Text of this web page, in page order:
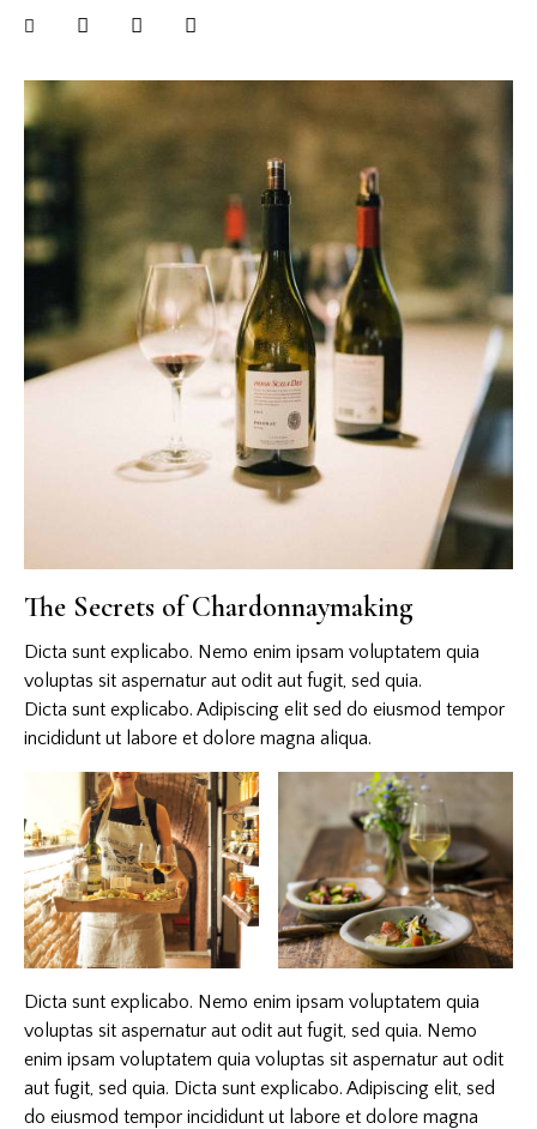
The Secrets of Chardonnaymaking
Dicta sunt explicabo. Nemo enim ipsam voluptatem quia
voluptas sit aspernatur aut odit aut fugit, sed quia.
Dicta sunt explicabo. Adipiscing elit sed do eiusmod tempor
incididunt ut labore et dolore magna aliqua.
Dicta sunt explicabo. Nemo enim ipsam voluptatem quia
voluptas sit aspernatur aut odit aut fugit, sed quia. Nemo
enim ipsam voluptatem quia voluptas sit aspernatur aut odit
aut fugit, sed quia. Dicta sunt explicabo. Adipiscing elit, sed
do eiusmod tempor incididunt ut labore et dolore magna